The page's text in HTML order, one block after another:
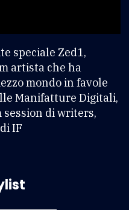
speciale Zed1,
artista che ha
mondo in favole
Manifatture Digitali,
session di writers,
IF